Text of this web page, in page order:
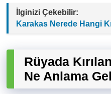
İlginizi Çekebilir:
Karakas Nerede Hangi
Rüyada
Ne Anlama